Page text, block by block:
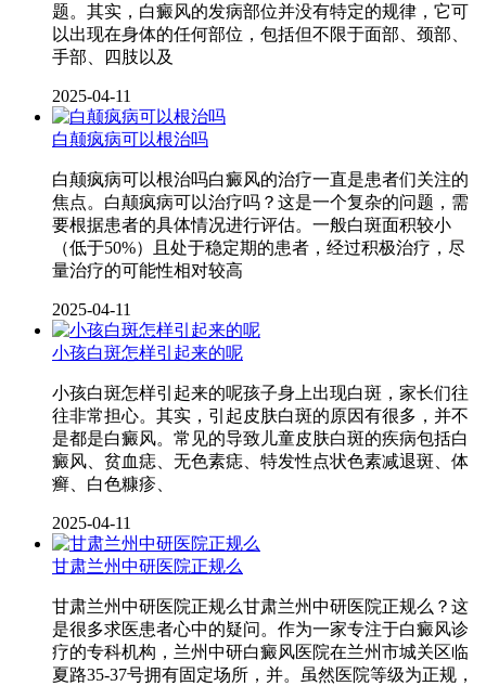
题。其实，白癜风的发病部位并没有特定的规律，它可
以出现在身体的任何部位，包括但不限于面部、颈部、
手部、四肢以及
2025-04-11
白颠疯病可以根治吗
白颠疯病可以根治吗白癜风的治疗一直是患者们关注的
焦点。白颠疯病可以治疗吗？这是一个复杂的问题，需
要根据患者的具体情况进行评估。一般白斑面积较小
（低于50%）且处于稳定期的患者，经过积极治疗，尽
量治疗的可能性相对较高
2025-04-11
小孩白斑怎样引起来的呢
小孩白斑怎样引起来的呢孩子身上出现白斑，家长们往
往非常担心。其实，引起皮肤白斑的原因有很多，并不
是都是白癜风。常见的导致儿童皮肤白斑的疾病包括白
癜风、贫血痣、无色素痣、特发性点状色素减退斑、体
癣、白色糠疹、
2025-04-11
甘肃兰州中研医院正规么
甘肃兰州中研医院正规么甘肃兰州中研医院正规么？这
是很多求医患者心中的疑问。作为一家专注于白癜风诊
疗的专科机构，兰州中研白癜风医院在兰州市城关区临
夏路35-37号拥有固定场所，并。虽然医院等级为正规，